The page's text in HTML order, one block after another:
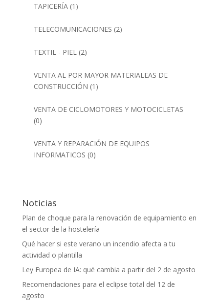
TAPICERÍA(1)
TELECOMUNICACIONES (2)
TEXTIL - PIEL(2)
VENTA AL POR MAYOR MATERIALEAS DE
CONSTRUCCIÓN (1)
VENTA DE CICLOMOTORES Y MOTOCICLETAS
(0)
VENTA Y REPARACIÓN DE EQUIPOS
INFORMATICOS (0)
Noticias
Plan de choque para la renovación de equipamiento en
el sector de la hostelería
Qué hacer si este verano un incendio afecta a tu
actividad o plantilla
Ley Europea de IA: qué cambia a partir del 2 de agosto
Recomendaciones para el eclipse total del 12 de
agosto